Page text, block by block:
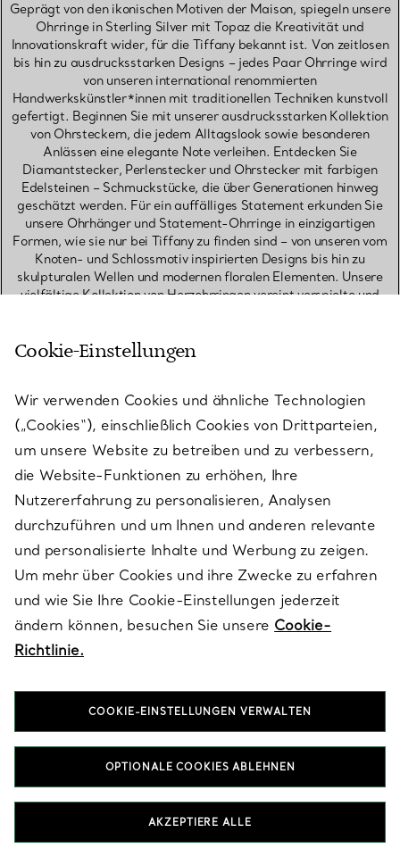
Geprägt von den ikonischen Motiven der Maison, spiegeln unsere
Ohrringe in Sterling Silver mit Topaz die Kreativität und
Innovationskraft wider, für die Tiffany bekannt ist. Von zeitlosen
bis hin zu ausdrucksstarken Designs – jedes Paar Ohrringe wird
von unseren international renommierten
Handwerkskünstler*innen mit traditionellen Techniken kunstvoll
gefertigt. Beginnen Sie mit unserer ausdrucksstarken Kollektion
von Ohrsteckern, die jedem Alltagslook sowie besonderen
Anlässen eine elegante Note verleihen. Entdecken Sie
Diamantstecker, Perlenstecker und Ohrstecker mit farbigen
Edelsteinen – Schmuckstücke, die über Generationen hinweg
geschätzt werden. Für ein auffälliges Statement erkunden Sie
unsere Ohrhänger und Statement-Ohrringe in einzigartigen
Formen, wie sie nur bei Tiffany zu finden sind – von unseren vom
Knoten- und Schlossmotiv inspirierten Designs bis hin zu
skulpturalen Wellen und modernen floralen Elementen. Unsere
vielfältige Kollektion von Herzohrringen vereint verspielte und
Diamantohrringen: von Pavé-Creolen über Solitär-Ohrringe bis
hin zu funkelnden Diamant-Ohrhängern, kunstvoll entworfen von
Stack kombinieren Sie verschiedene Metalle, Formen oder
Längen – etwa Diamantstecker, Ohrhänger und kleine Creolen –
auf ungezwungene Weise. Präsentiert in unserer ikonischen Blue
Box sind Tiffany Ohrringe in Sterling Silver mit Topaz ein
außergewöhnliches Schmuckstück, das von Generation zu
Generation weitergegeben wird.
HALSKETTEN & ANHÄNGER IN STERLING SILVER MIT TOPAZ
ARMBÄNDER IN STERLING SILVER MIT TOPAZ
GESCHENKE FÜR SIE IN STERLING SILVER MIT TOPAZ
Nach Kategorie ansehen
Cookie-Einstellungen
Wir verwenden Cookies und ähnliche Technologien
(„Cookies“), einschließlich Cookies von Drittparteien,
um unsere Website zu betreiben und zu verbessern,
die Website-Funktionen zu erhöhen, Ihre
Nutzererfahrung zu personalisieren, Analysen
durchzuführen und um Ihnen und anderen relevante
und personalisierte Inhalte und Werbung zu zeigen.
Um mehr über Cookies und ihre Zwecke zu erfahren
und wie Sie Ihre Cookie-Einstellungen jederzeit
ändern können, besuchen Sie unsere Cookie-
Richtlinie.
COOKIE-EINSTELLUNGEN VERWALTEN
OPTIONALE COOKIES ABLEHNEN
AKZEPTIERE ALLE